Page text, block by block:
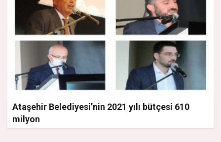
Ataşehir Belediyesi’nin 2021 yılı bütçesi 610
milyon